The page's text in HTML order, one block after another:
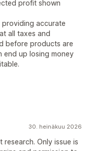
profit shown
providing accurate
all taxes and
before products are
end up losing money
30. heinäkuu 2026
Only issue is